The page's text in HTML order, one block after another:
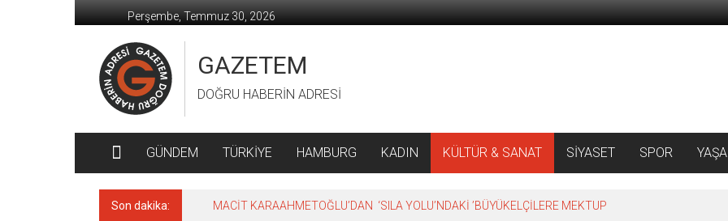
geç
Perşembe, Temmuz 30, 2026
GAZETEM
DOĞRU HABERİN ADRESİ
GÜNDEM TÜRKİYE HAMBURG KADIN KÜLTÜR & SANAT SİYASET SPOR
Son dakika: MACİT KARAAHMETOĞLU’DAN ‘SILA YOLU’NDAKİ ’BÜYÜKELÇİLERE MEKTUP